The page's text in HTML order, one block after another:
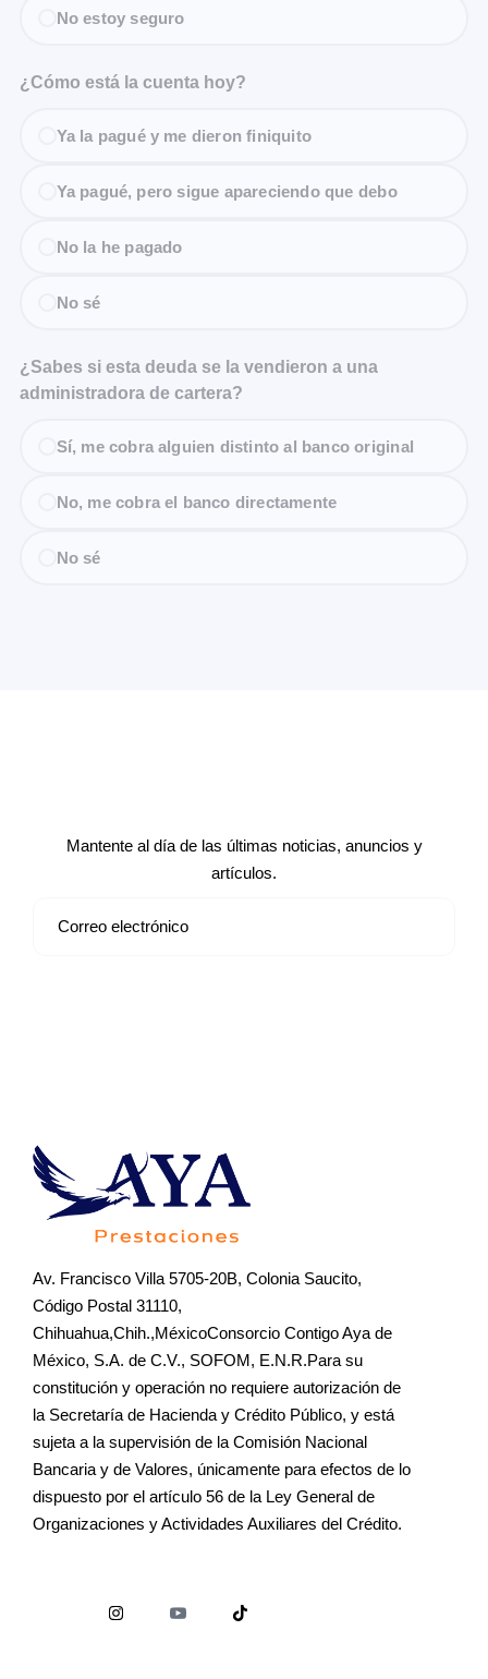
No estoy seguro
¿Cómo está la cuenta hoy?
Ya la pagué y me dieron finiquito
Ya pagué, pero sigue apareciendo que debo
No la he pagado
No sé
¿Sabes si esta deuda se la vendieron a una
administradora de cartera?
Sí, me cobra alguien distinto al banco original
No, me cobra el banco directamente
No sé
Mantente al día de las últimas noticias, anuncios y
artículos.
Av. Francisco Villa 5705-20B, Colonia Saucito,
Código Postal 31110,
Chihuahua,Chih.,MéxicoConsorcio Contigo Aya de
México, S.A. de C.V., SOFOM, E.N.R.Para su
constitución y operación no requiere autorización de
la Secretaría de Hacienda y Crédito Público, y está
sujeta a la supervisión de la Comisión Nacional
Bancaria y de Valores, únicamente para efectos de lo
dispuesto por el artículo 56 de la Ley General de
Organizaciones y Actividades Auxiliares del Crédito.